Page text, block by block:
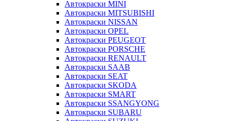
Автокраски MINI
Автокраски MITSUBISHI
Автокраски NISSAN
Автокраски OPEL
Автокраски PEUGEOT
Автокраски PORSCHE
Автокраски RENAULT
Автокраски SAAB
Автокраски SEAT
Автокраски SKODA
Автокраски SMART
Автокраски SSANGYONG
Автокраски SUBARU